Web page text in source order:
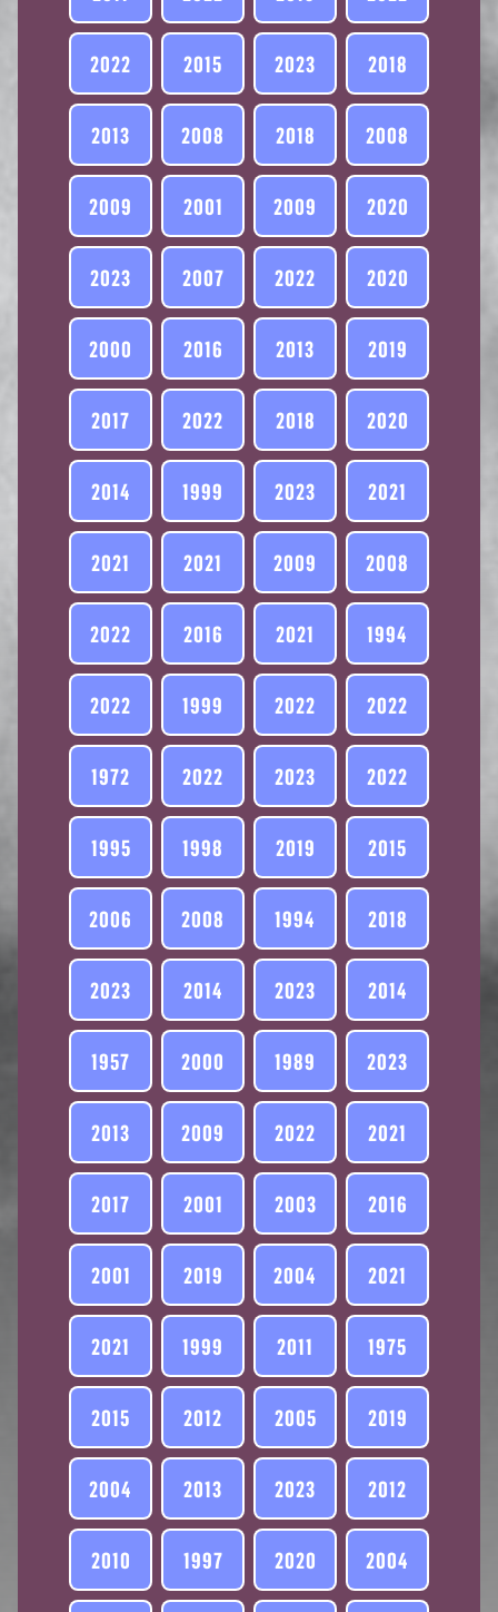
2022 2015 2023 2018
2013 2008 2018 2008
2009 2001 2009 2020
2023 2007 2022 2020
2000 2016 2013 2019
2017 2022 2018 2020
2014 1999 2023 2021
2021 2021 2009 2008
2022 2016 2021 1994
2022 1999 2022 2022
1972 2022 2023 2022
1995 1998 2019 2015
2006 2008 1994 2018
2023 2014 2023 2014
1957 2000 1989 2023
2013 2009 2022 2021
2017 2001 2003 2016
2001 2019 2004 2021
2021 1999 2011 1975
2015 2012 2005 2019
2004 2013 2023 2012
2010 1997 2020 2004